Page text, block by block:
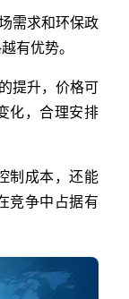
需求和环保政
有优势。
提升，价格可
化，合理安排
制成本，还能
竞争中占据有